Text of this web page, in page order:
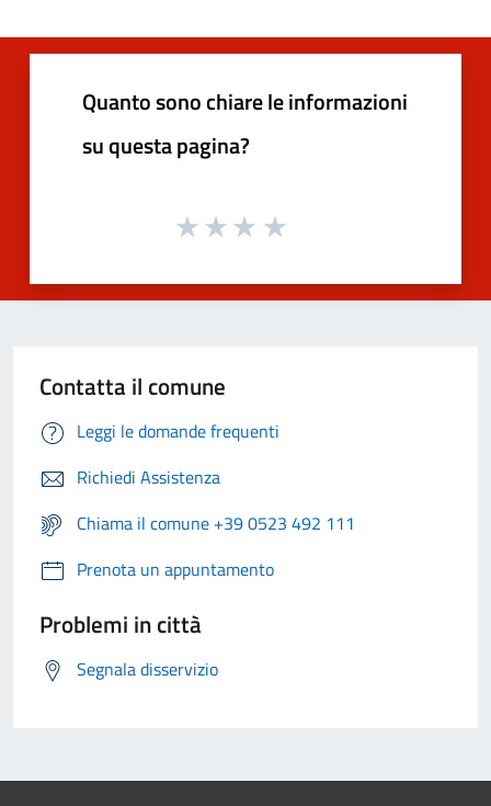
Quanto sono chiare le informazioni
su questa pagina?
Contatta il comune
Leggi le domande frequenti
Richiedi Assistenza
Chiama il comune +39 0523 492 111
Prenota un appuntamento
Problemi in città
Segnala disservizio